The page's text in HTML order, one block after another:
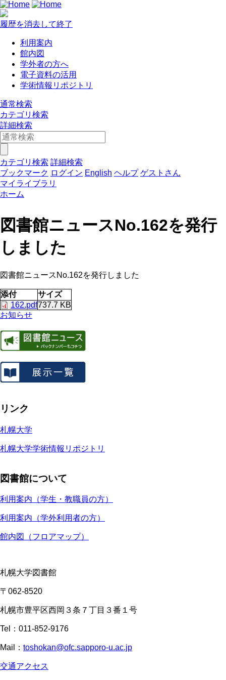
履歴を消去して終了
利用案内
館内図
学外者の方へ
電子資料の活用
学術情報リポジトリ
通常検索
カテゴリ検索
詳細検索
カテゴリ検索 詳細検索
ブックマーク ログイン English ヘルプ ゲストさん
マイライブラリ
ホーム
図書館ニュースNo.162を発行
しました
図書館ニュースNo.162を発行しました
添付
サイズ
162.pdf737.7 KB
お知らせ
リンク
札幌大学
札幌大学学術情報リポジトリ
図書館について
利用案内（学生・教職員の方）
利用案内（学外利用者の方）
館内図（フロアマップ）
札幌大学図書館
〒062-8520
札幌市豊平区西岡３条７丁目３番１号
Tel：011-852-9176
Mail： toshokan@ofc.sapporo-u.ac.jp
交通アクセス